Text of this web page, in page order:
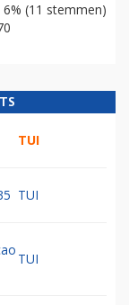
6% (11 stemmen)
TUI
TUI
TUI